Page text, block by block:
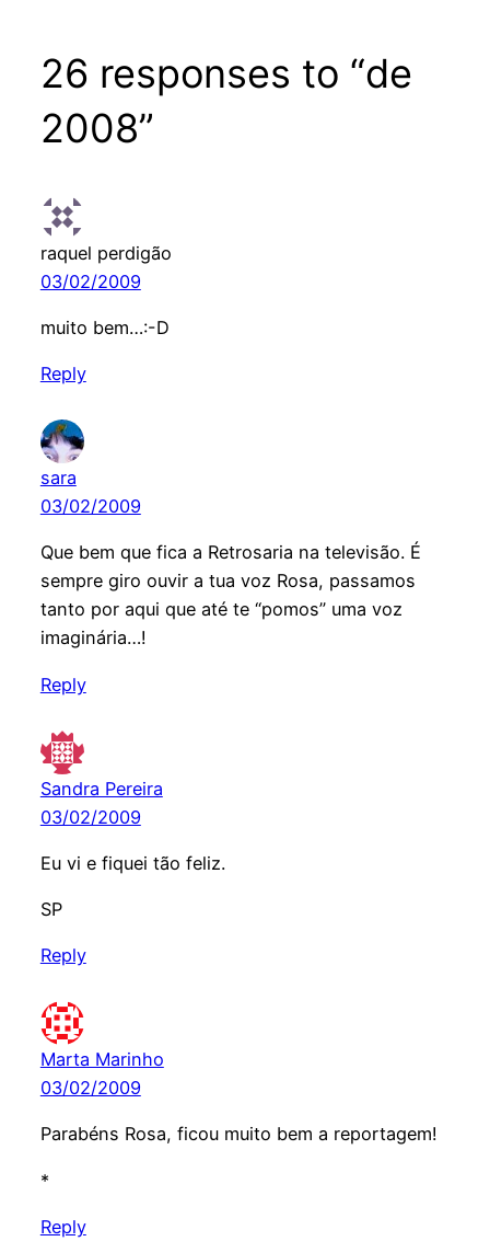
26 responses to “de
2008”
raquel perdigão
03/02/2009
muito bem…:-D
Reply
sara
03/02/2009
Que bem que fica a Retrosaria na televisão. É
sempre giro ouvir a tua voz Rosa, passamos
tanto por aqui que até te “pomos” uma voz
imaginária…!
Reply
Sandra Pereira
03/02/2009
Eu vi e fiquei tão feliz.
SP
Reply
Marta Marinho
03/02/2009
Parabéns Rosa, ficou muito bem a reportagem!
*
Reply